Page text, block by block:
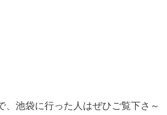
池袋に行った人はぜひご覧下さ～